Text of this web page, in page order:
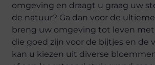
omgeving en draagt u graag uw
de natuur? Ga dan voor de
breng uw omgeving tot leven
die goed zijn voor de bijtjes en de
kan u kiezen uit diverse